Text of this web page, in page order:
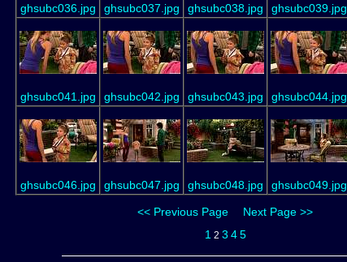
ghsubc036.jpg ghsubc037.jpg ghsubc038.jpg ghsubc039.jpg
ghsubc041.jpg ghsubc042.jpg ghsubc043.jpg ghsubc044.jpg
ghsubc046.jpg ghsubc047.jpg ghsubc048.jpg ghsubc049.jpg
<< Previous Page
Next Page >>
1 2 3 4 5